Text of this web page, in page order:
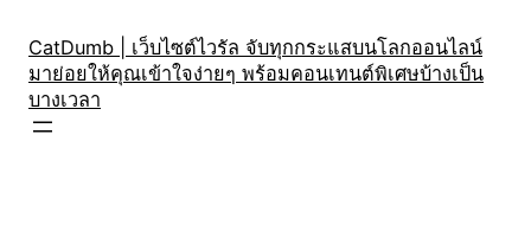
content
CatDumb | เว็บไซต์ไวรัล จับทุกกระแสบนโลกออนไลน์
มาย่อยให้คุณเข้าใจง่ายๆ พร้อมคอนเทนต์พิเศษบ้างเป็น
บางเวลา